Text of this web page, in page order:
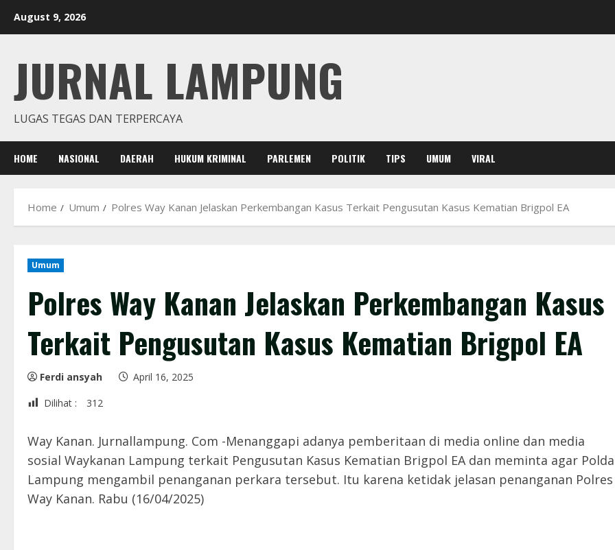
August 9, 2026
JURNAL LAMPUNG
LUGAS TEGAS DAN TERPERCAYA
HOME NASIONAL DAERAH HUKUM KRIMINAL PARLEMEN POLITIK TIPS UMUM VIRAL
Home Umum Polres Way Kanan Jelaskan Perkembangan Kasus Terkait Pengusutan Kasus Kematian Brigpol EA
Umum
Polres Way Kanan Jelaskan Perkembangan Kasus
Terkait Pengusutan Kasus Kematian Brigpol EA
Ferdi ansyah
April 16, 2025
Dilihat :
312
Way Kanan. Jurnallampung. Com -Menanggapi adanya pemberitaan di media online dan media
sosial Waykanan Lampung terkait Pengusutan Kasus Kematian Brigpol EA dan meminta agar Polda
Lampung mengambil penanganan perkara tersebut. Itu karena ketidak jelasan penanganan Polres
Way Kanan. Rabu (16/04/2025)